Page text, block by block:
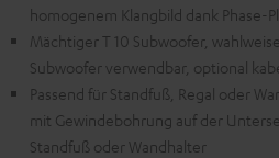
homogenem Klangbild dank Phase-
Mächtiger T 10 Subwoofer,
Subwoofer verwendbar, optional
Passend für Standfuß, Regal oder
mit Gewindebohrung auf der
Standfuß oder Wandhalter